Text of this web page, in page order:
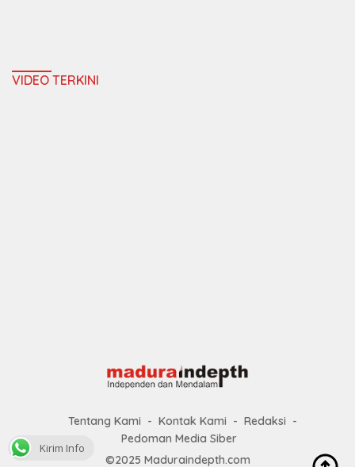
VIDEO TERKINI
Tentang Kami Kontak Kami
Redaksi
Pedoman Media Siber
©2025 Maduraindepth.com
Kirim Info